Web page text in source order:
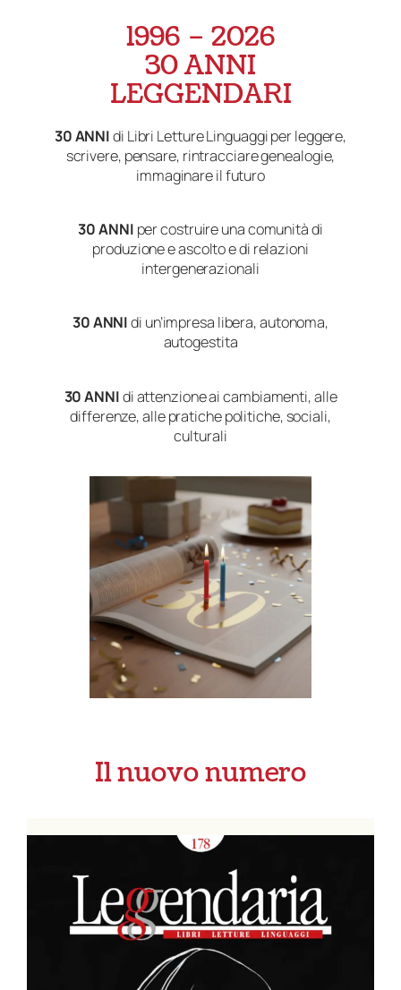
1996 – 2026
30 ANNI
LEGGENDARI
30 ANNIdi Libri Letture Linguaggi per leggere,
scrivere, pensare, rintracciare genealogie,
immaginare il futuro
30 ANNI per costruire una comunità di
produzione e ascolto e di relazioni
intergenerazionali
30 ANNIdi un’impresa libera, autonoma,
autogestita
30 ANNIdi attenzione ai cambiamenti, alle
differenze, alle pratiche politiche, sociali,
culturali
Il nuovo numero